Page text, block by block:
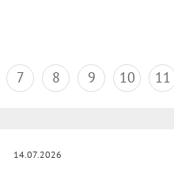
7 8 9 10 11
14.07.2026